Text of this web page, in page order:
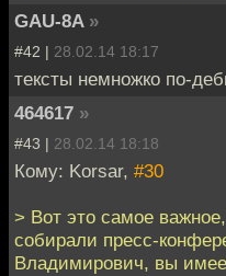
GAU-8A »
#42 | 28.02.14 18:17
тексты немножко по-
464617 »
#43 | 28.02.14 18:18
Кому: Korsar, #30
> Вот это самое
собирали пресс-
Владимирович, вы